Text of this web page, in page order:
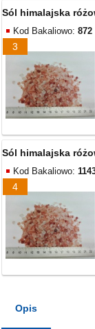
3
Sól himalajska
Kod Bakaliowo:872
4
Sól himalajska
Kod Bakaliowo:
Opis